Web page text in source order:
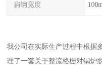
扁钢宽度
我公司在实际生产过程中根据
理了一套关于整流格栅对锅炉